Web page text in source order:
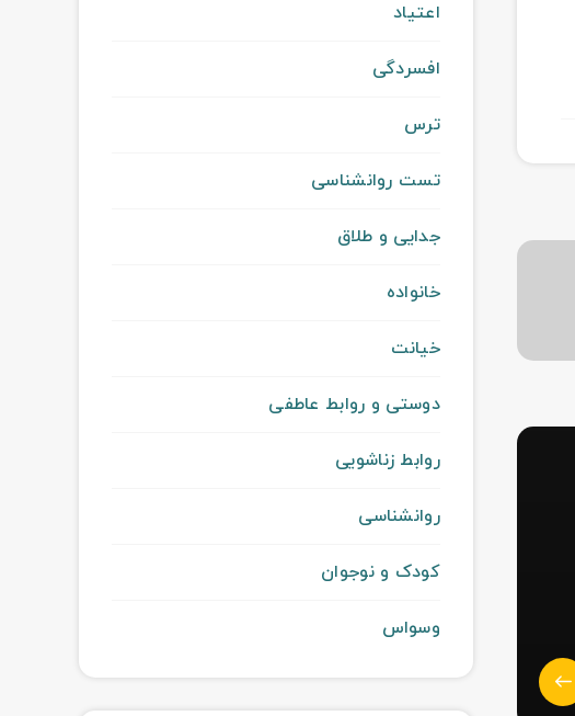
اعتیاد
افسردگی
ترس
تست روانشناسی
جدایی و طلاق
خانواده
خیانت
دوستی و روابط عاطفی
روابط زناشویی
روانشناسی
کودک و نوجوان
وسواس